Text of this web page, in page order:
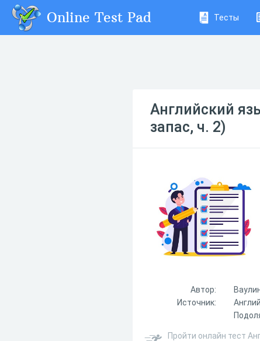
Online Test Pad Тесты
Английский
запас, ч. 2)
Автор:
Источник:
Пройти онлайн тест